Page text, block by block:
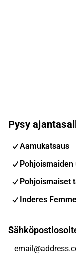
Pysy
Aamukatsaus
Pohjoismaiset
Inderes